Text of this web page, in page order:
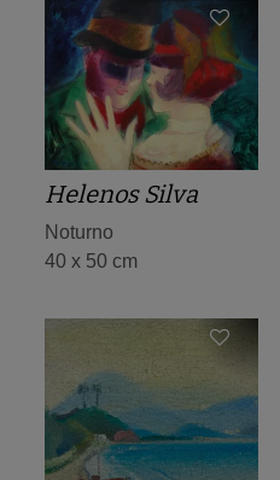
Helenos Silva
Noturno
40 x 50 cm